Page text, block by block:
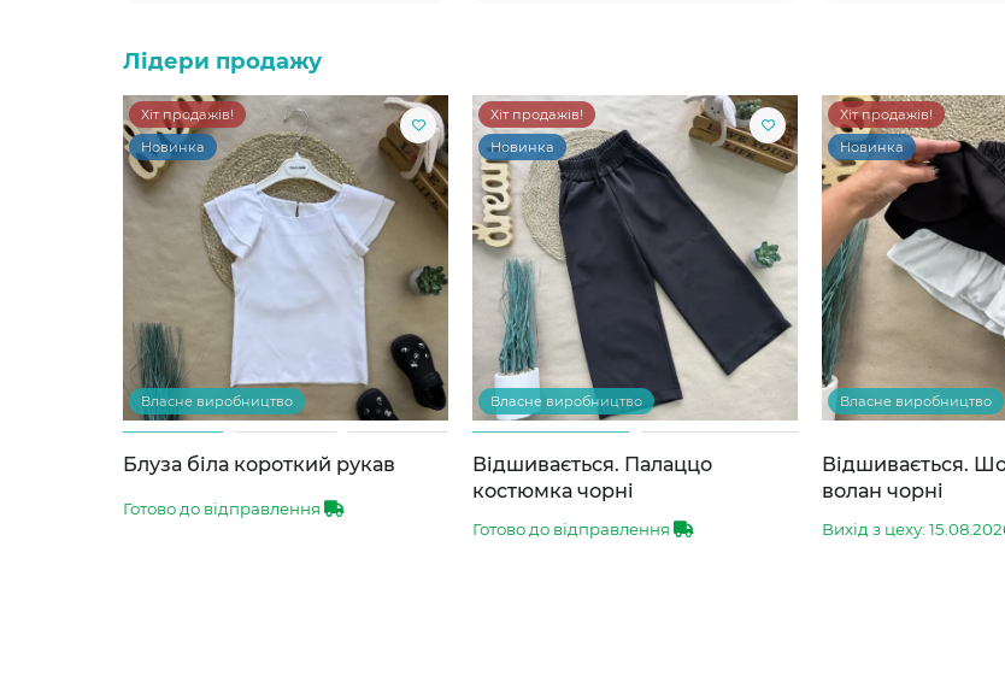
Лідери продажу
Хіт продажів!
Новинка
Власне виробництво
Блуза біла короткий рукав
Готово до відправлення
Хіт продажів!
Новинка
Власне виробництво
Відшивається. Палаццо
костюмка чорні
Готово до відправлення
Хіт продажів!
Новинка
Власне виробництво
Відшивається.
волан чорні
Вихід з цеху: